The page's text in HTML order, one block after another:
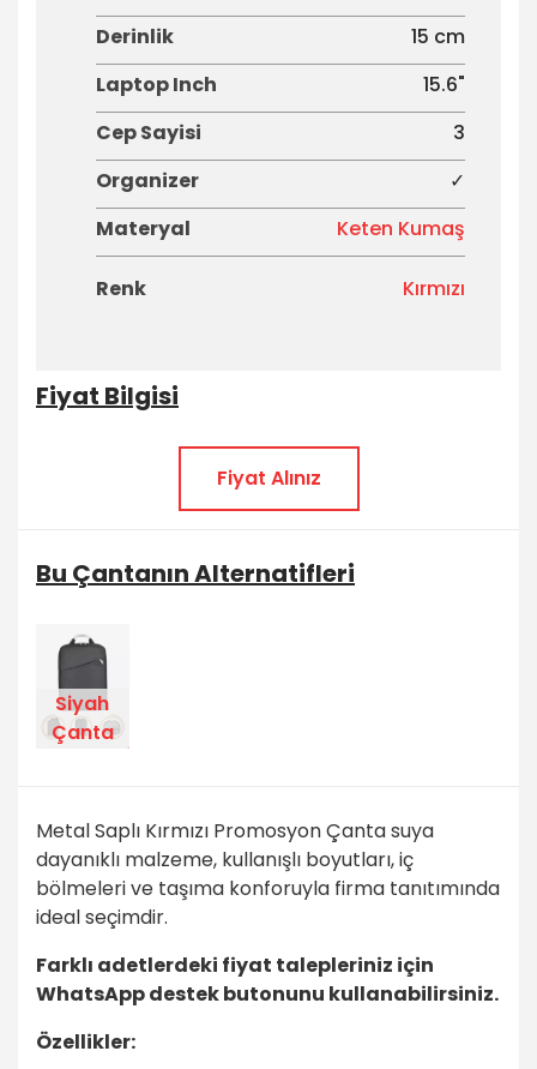
Derinlik
15 cm
Laptop Inch
15.6"
Cep Sayisi
3
Organizer
✓
Materyal
Keten Kumaş
Renk Kırmızı
Fiyat Bilgisi
Fiyat Alınız
Bu Çantanın Alternatifleri
Siyah
Çanta
Metal Saplı Kırmızı Promosyon Çanta suya
dayanıklı malzeme, kullanışlı boyutları, iç
bölmeleri ve taşıma konforuyla firma tanıtımında
ideal seçimdir.
Farklı adetlerdeki fiyat talepleriniz için
WhatsApp destek butonunu kullanabilirsiniz.
Özellikler: